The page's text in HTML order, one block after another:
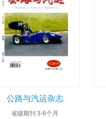
公路与汽运杂志
省级期刊 3-6个月